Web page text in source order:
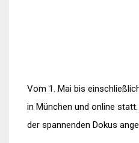
Vom 1. Mai bis
in München und online
der spannenden Dokus